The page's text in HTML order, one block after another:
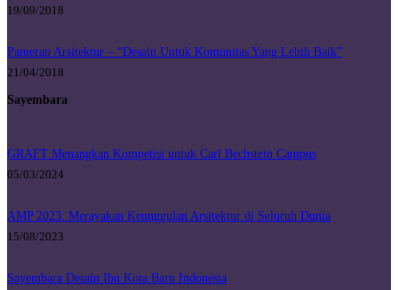
19/09/2018
Pameran Arsitektur – “Desain Untuk Komunitas Yang Lebih Baik”
21/04/2018
Sayembara
GRAFT Menangkan Kompetisi untuk Carl Bechstein Campus
05/03/2024
AMP 2023: Merayakan Keunggulan Arsitektur di Seluruh Dunia
15/08/2023
Sayembara Desain Ibu Kota Baru Indonesia